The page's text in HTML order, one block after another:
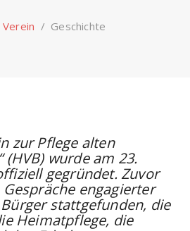
Verein / Geschichte
zur Pflege alten
(HVB) wurde am 23.
gegründet. Zuvor
engagierter
stattgefunden, die
Heimatpflege, die